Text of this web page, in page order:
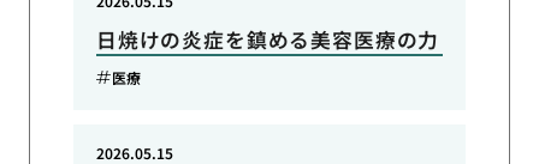
日焼けの炎症を鎮める美容医療の力
医療
2026.05.15